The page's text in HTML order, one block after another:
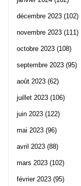
décembre 2023 (102)
novembre 2023 (111)
octobre 2023 (108)
septembre 2023 (95)
août 2023 (62)
juillet 2023 (106)
juin 2023 (122)
mai 2023 (96)
avril 2023 (88)
mars 2023 (102)
février 2023 (95)